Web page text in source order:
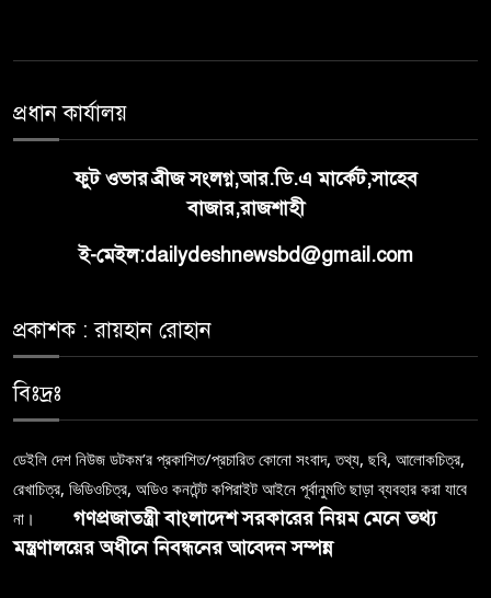
প্রধান কার্যালয়
ফুট ওভার ব্রীজ সংলগ্ন,আর.ডি.এ মার্কেট,সাহেব
বাজার,রাজশাহী
ই-মেইল:dailydeshnewsbd@gmail.com
প্রকাশক : রায়হান রোহান
বিঃদ্রঃ
ডেইলি দেশ নিউজ ডটকম’র প্রকাশিত/প্রচারিত কোনো সংবাদ, তথ্য, ছবি, আলোকচিত্র,
রেখাচিত্র, ভিডিওচিত্র, অডিও কনটেন্ট কপিরাইট আইনে পূর্বানুমতি ছাড়া ব্যবহার করা যাবে
না।
গণপ্রজাতন্ত্রী বাংলাদেশ সরকারের নিয়ম মেনে তথ্য
মন্ত্রণালয়ের অধীনে নিবন্ধনের আবেদন সম্পন্ন